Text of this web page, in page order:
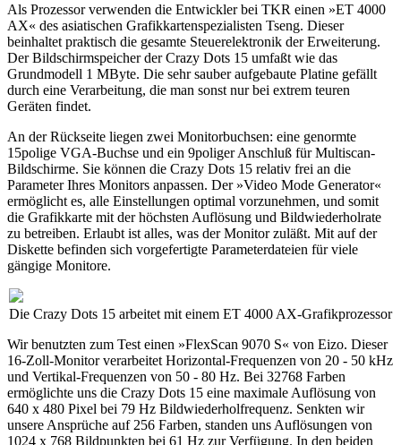
Als Prozessor verwenden die Entwickler bei TKR einen »ET 4000
AX« des asiatischen Grafikkartenspezialisten Tseng. Dieser
beinhaltet praktisch die gesamte Steuerelektronik der Erweiterung.
Der Bildschirmspeicher der Crazy Dots 15 umfaßt wie das
Grundmodell 1 MByte. Die sehr sauber aufgebaute Platine gefällt
durch eine Verarbeitung, die man sonst nur bei extrem teuren
Geräten findet.
An der Rückseite liegen zwei Monitorbuchsen: eine genormte
15polige VGA-Buchse und ein 9poliger Anschluß für Multiscan-
Bildschirme. Sie können die Crazy Dots 15 relativ frei an die
Parameter Ihres Monitors anpassen. Der »Video Mode Generator«
ermöglicht es, alle Einstellungen optimal vorzunehmen, und somit
die Grafikkarte mit der höchsten Auflösung und Bildwiederholrate
zu betreiben. Erlaubt ist alles, was der Monitor zuläßt. Mit auf der
Diskette befinden sich vorgefertigte Parameterdateien für viele
gängige Monitore.
Die Crazy Dots 15 arbeitet mit einem ET 4000 AX-Grafikprozessor
Wir benutzten zum Test einen »FlexScan 9070 S« von Eizo. Dieser
16-Zoll-Monitor verarbeitet Horizontal-Frequenzen von 20 - 50 kHz
und Vertikal-Frequenzen von 50 - 80 Hz. Bei 32768 Farben
ermöglichte uns die Crazy Dots 15 eine maximale Auflösung von
640 x 480 Pixel bei 79 Hz Bildwiederholfrequenz. Senkten wir
unsere Ansprüche auf 256 Farben, standen uns Auflösungen von
1024 x 768 Bildpunkten bei 61 Hz zur Verfügung. In den beiden